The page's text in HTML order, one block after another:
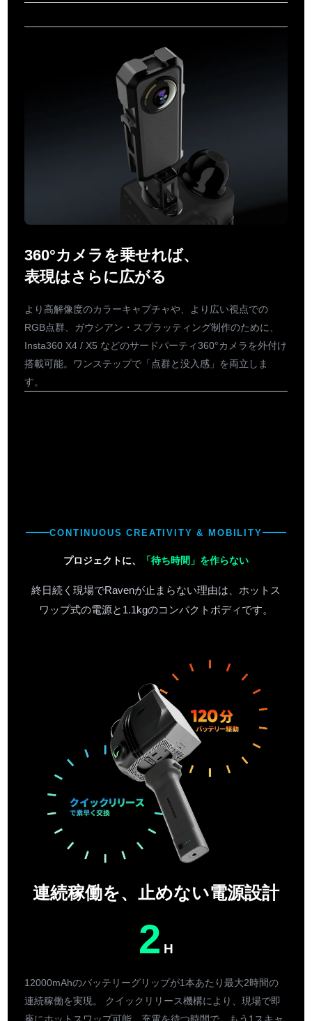
360°カメラを乗せれば、
表現はさらに広がる
より高解像度のカラーキャプチャや、より広い視点での
RGB点群、ガウシアン・スプラッティング制作のために、
Insta360 X4 / X5 などのサードパーティ360°カメラを外付け
搭載可能。ワンステップで「点群と没入感」を両立しま
す。
CONTINUOUS CREATIVITY & MOBILITY
プロジェクトに、 「待ち時間」を作らない
終日続く現場でRavenが止まらない理由は、ホットス
ワップ式の電源と1.1kgのコンパクトボディです。
連続稼働を、止めない電源設計
2 H
12000mAhのバッテリーグリップが1本あたり最大2時間の
連続稼働を実現。 クイックリリース機構により、現場で即
座にホットスワップ可能。充電を待つ時間で、もう1スキャ